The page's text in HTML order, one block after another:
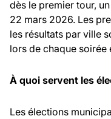
dès le premier tour,
22 mars 2026. Les
les résultats par ville
lors de chaque soirée
À quoi servent les
Les élections